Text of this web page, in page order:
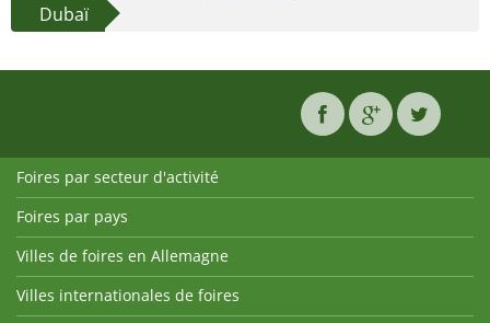
Dubaï
Foires par secteur d'activité
Foires par pays
Villes de foires en Allemagne
Villes internationales de foires